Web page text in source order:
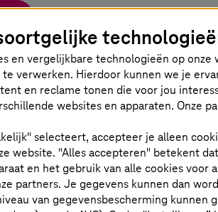
van experts
en vergelijkbare technologieën op
te verwerken. Hierdoor kunnen we je
en reclame tonen die voor jou
websites en apparaten. Onze
selecteert, accepteer je alleen
website. "Alles accepteren" betekent
en het gebruik van alle cookies
partners. Je gegevens kunnen dan
van gegevensbescherming kunnen